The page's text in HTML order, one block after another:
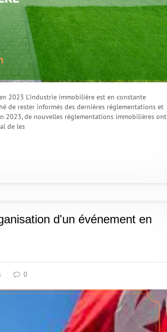
2023 L'industrie immobilière est en constante
de rester informés des dernières réglementations et
2023, de nouvelles réglementations immobilières ont
de les
d'un événement en
0